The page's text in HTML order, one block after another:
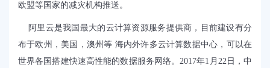
欧盟等国家的减灾机构推送。
阿里云是我国最大的云计算资源服务提供商，目前建设有分
布于欧州，美国，澳州等 海内外许多云计算数据中心，可以在
世界各国搭建快速高性能的数据服务网络。2017年1 月 22日，中